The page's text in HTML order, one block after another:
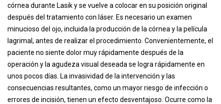
córnea durante Lasik y se vuelve a colocar en su posición original
después del tratamiento con láser. Es necesario un examen
minucioso del ojo, incluida la producción de la córnea y la película
lagrimal, antes de realizar el procedimiento. Convenientemente, el
paciente no siente dolor muy rápidamente después de la
operación y la agudeza visual deseada se logra rápidamente en
unos pocos días. La invasividad de la intervención y las
consecuencias resultantes, como un mayor riesgo de infección o
errores de incisión, tienen un efecto desventajoso. Ocurre como la